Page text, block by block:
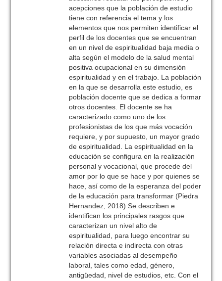
acepciones que la población de estudio
tiene con referencia el tema y los
elementos que nos permiten identificar el
perfil de los docentes que se encuentran
en un nivel de espiritualidad baja media o
alta según el modelo de la salud mental
positiva ocupacional en su dimensión
espiritualidad y en el trabajo. La población
en la que se desarrolla este estudio, es
población docente que se dedica a formar
otros docentes. El docente se ha
caracterizado como uno de los
profesionistas de los que más vocación
requiere, y por supuesto, un mayor grado
de espiritualidad. La espiritualidad en la
educación se configura en la realización
personal y vocacional, que procede del
amor por lo que se hace y por quienes se
hace, así como de la esperanza del poder
de la educación para transformar (Piedra
Hernandez, 2018) Se describen e
identifican los principales rasgos que
caracterizan un nivel alto de
espiritualidad, para luego encontrar su
relación directa e indirecta con otras
variables asociadas al desempeño
laboral, tales como edad, género,
antigüedad, nivel de estudios, etc. Con el